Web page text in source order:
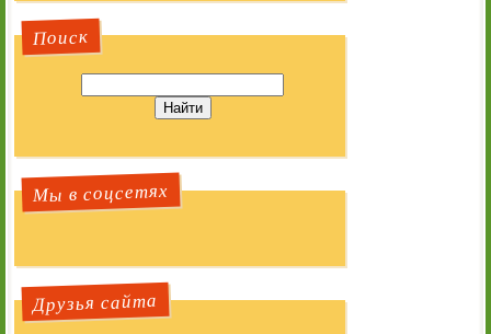
Поиск
Мы в соцсетях
Друзья сайта